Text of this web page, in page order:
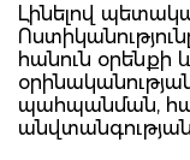
Լինելով
հանուն օրենքի և
պահպանման,
անվտանգության